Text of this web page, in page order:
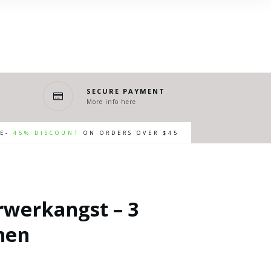
SECURE PAYMENT
More info here
45% DISCOUNT ON ORDERS OVER $45
– 3